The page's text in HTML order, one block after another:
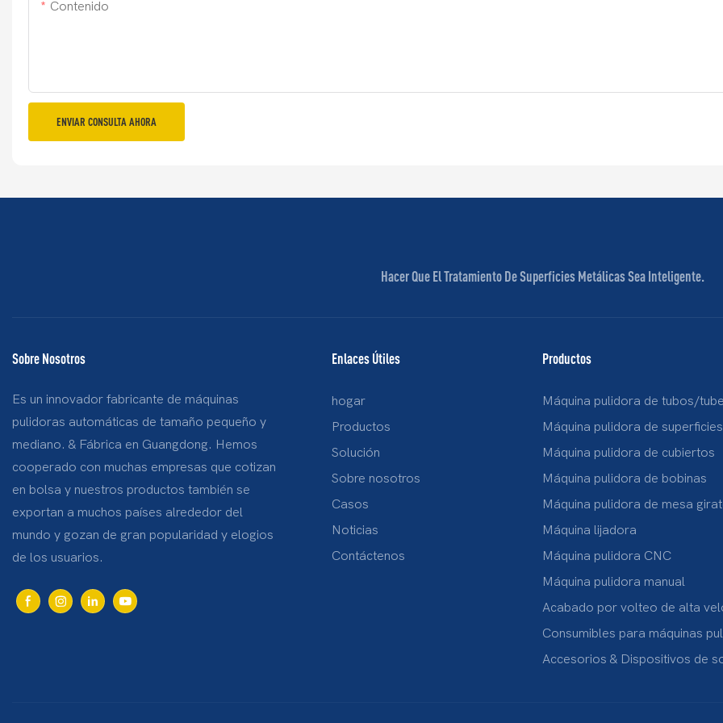
Contenido
ENVIAR CONSULTA AHORA
Hacer Que El Tratamiento De Superficies Metálicas Sea Inteligente.
Sobre Nosotros
Es un innovador fabricante de máquinas
pulidoras automáticas de tamaño pequeño y
mediano. & Fábrica en Guangdong. Hemos
cooperado con muchas empresas que cotizan
en bolsa y nuestros productos también se
exportan a muchos países alrededor del
mundo y gozan de gran popularidad y elogios
de los usuarios.
Enlaces Útiles
hogar
Productos
Solución
Sobre nosotros
Casos
Noticias
Contáctenos
Productos
Máquina pulidora de tubos/
Máquina pulidora de
Máquina pulidora de cubiertos
Máquina pulidora de bobinas
Máquina pulidora de mesa
Máquina lijadora
Máquina pulidora CNC
Máquina pulidora manual
Acabado por volteo de alta
Consumibles para máquinas
Accesorios & Dispositivos de